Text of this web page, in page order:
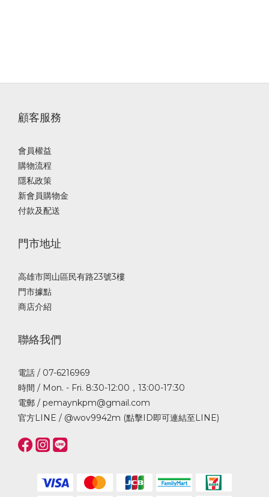
顧客服務
會員權益
購物流程
隱私政策
新會員購物金
付款及配送
門市地址
高雄市岡山區民有路23號3樓
門市據點
商店介紹
聯絡我們
電話 / 07-6216969
時間 / Mon. - Fri. 8:30-12:00，13:00-17:30
電郵 / pemaynkpm@gmail.com
官方LINE / @wov9942m (點擊ID即可連結至LINE)